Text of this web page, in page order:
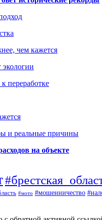
чем кажется
переработке
и реальные причины
на объекте
#мото #мошенничество